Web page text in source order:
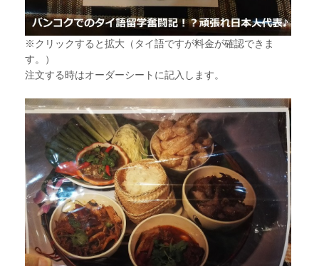
※クリックすると拡大（タイ語ですが料金が確認できま
す。）
注文する時はオーダーシートに記入します。